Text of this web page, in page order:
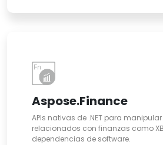
Aspose.Finance
APIs nativas de .NET para
relacionados con finanzas como
dependencias de software.